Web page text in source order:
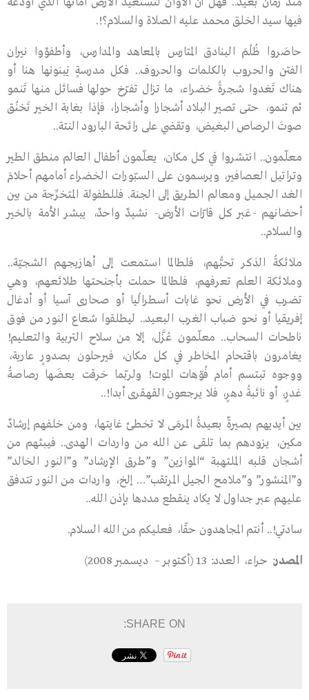
فيها سيد الخلق محمد عليه الصلاة والسلام؟!.
حاصَروا ظُلْمَ البنادق المتارس بالمعاهد والمدارس، وأطفؤوا نيران
الفتن والحروب بالكلمات والحروف.. فكل مدرسةٍ يَبنونها هنا أو
هناك تَغدوا شجرةً خضراء، ما تزال تفرّخ حولها فسائل منها تَنمو
ثم تنمو، حتى تصير البلاد أشجارا وأشجارا، فإذا بغابة الخير تَخنُق
صوتَ الرصاص البغيض، وتقضي على رائحة البارود النتة..
معلّمون.. انتشروا في كل مكان، يعلّمون أطفال العالم منطق الطير
وتراتيل العصافير، ويرسمون على السبّورات الخضراء أمامهم أحلامَ
الغد الجميل ومعالم الطريق إلى الجنة. فللطفولة المتخرِّجة من بين
أحضانهم -عَبر كل قارّات الأرض- نشيدٌ واحدٌ، يبشر الأمة بالخير
والسلام..
ملائكةُ الذكر تحبُّهم، فلطالما استمعت إلى أهازيجهم الشجيّة..
وملائكة العلم تعرفهم، فلطالما حملت بأجنحتها طلائعهم، وهي
تضرب في الأرض نحو غابات أسطرالْيا أو صحارى آسيا أو أدغال
إفريقيا أو نحو ضباب الغرب البعيد.. ليطلقوا شعاع النور من فوق
ناطحات السحاب.. معلّمون عُزَّل، إلا من سلاح التربية والتعليم!
يغامرون باقتحام المخاطر في كل مكان، فيرحلون بصدورٍ عارية،
ووجوه تبتسم أمام فُوّهات الموت! ولربّما خرقت بعضَها رصاصةُ
غدرٍ، أو نائبةُ دهرٍ، فلا يرجعون القهقرى أبدا!..
بين أيديهم بصيرةٌ بعيدةُ المرمَى لا تخطئ غايتها، ومن خلفهم إرشادٌ
مكين، يزودهم بما تلقى عن الله من واردات الهدى.. فيبثهم من
أشجان قلبه الملتهبة “الموازين” و”طرق الإرشاد” و”النور الخالد”
و”المنشور” و”ملامح الجيل المرتقب”… إلخ، واردات من النور تتدفق
عليهم عبر جداول لا يكاد ينقطع مددها بإذن الله..
سادتي!.. أنتم المجاهدون حقّا، فعليكم من الله السلام.
المصدر: حراء، العدد: 13 (أكتوبر – ديسمبر 2008)
SHARE ON: